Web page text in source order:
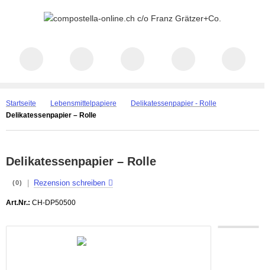
Startseite Lebensmittelpapiere
Delikatessenpapier - Rolle
Delikatessenpapier – Rolle
Delikatessenpapier – Rolle
(0) Rezension schreiben
Art.Nr.: CH-DP50500